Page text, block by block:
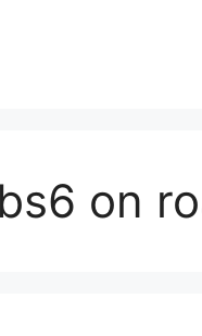
on